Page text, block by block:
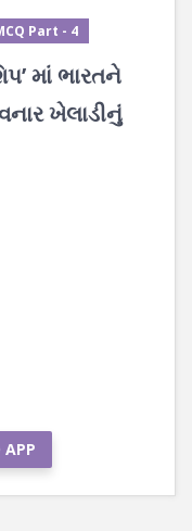
Part - 4
માં ભારતને
ખેલાડીનું
APP